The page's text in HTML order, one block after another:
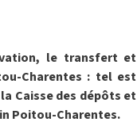
le transfert et
Charentes : tel est
Caisse des dépôts et
Poitou-Charentes.